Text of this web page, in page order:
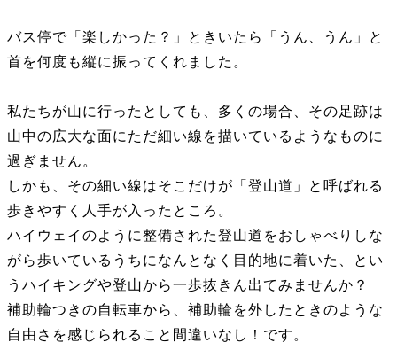
バス停で「楽しかった？」ときいたら「うん、うん」と
首を何度も縦に振ってくれました。
私たちが山に行ったとしても、多くの場合、その足跡は
山中の広大な面にただ細い線を描いているようなものに
過ぎません。
しかも、その細い線はそこだけが「登山道」と呼ばれる
歩きやすく人手が入ったところ。
ハイウェイのように整備された登山道をおしゃべりしな
がら歩いているうちになんとなく目的地に着いた、とい
うハイキングや登山から一歩抜きん出てみませんか？
補助輪つきの自転車から、補助輪を外したときのような
自由さを感じられること間違いなし！です。